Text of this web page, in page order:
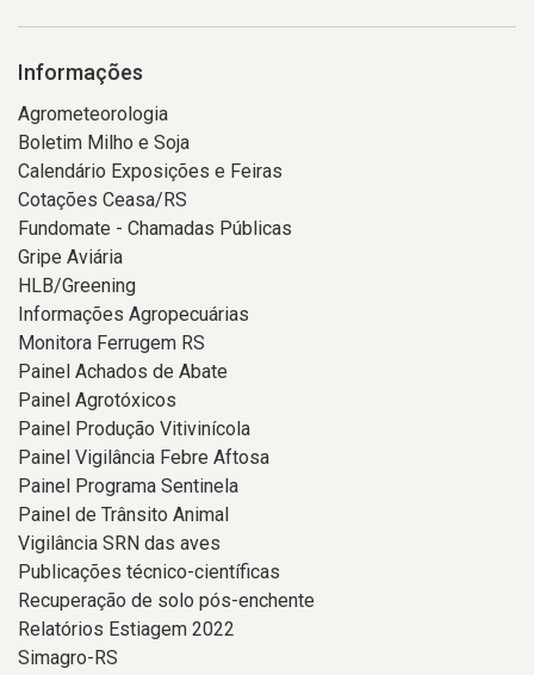
Informações
Agrometeorologia
Boletim Milho e Soja
Calendário Exposições e Feiras
Cotações Ceasa/RS
Fundomate - Chamadas Públicas
Gripe Aviária
HLB/Greening
Informações Agropecuárias
Monitora Ferrugem RS
Painel Achados de Abate
Painel Agrotóxicos
Painel Produção Vitivinícola
Painel Vigilância Febre Aftosa
Painel Programa Sentinela
Painel de Trânsito Animal
Vigilância SRN das aves
Publicações técnico-científicas
Recuperação de solo pós-enchente
Relatórios Estiagem 2022
Simagro-RS